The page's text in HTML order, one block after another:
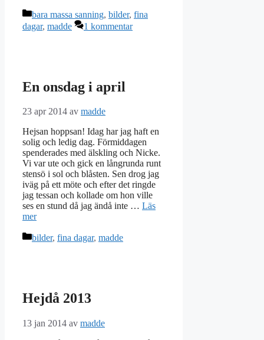
Kategorier
bara massa sanning, bilder, fina
dagar, madde 1 kommentar
En onsdag i april
23 apr 2014 av madde
Hejsan hoppsan! Idag har jag haft en
solig och ledig dag. Förmiddagen
spenderades med älskling och Nicke.
Vi var ute och gick en långrunda runt
stensö i sol och blåsten. Sen drog jag
iväg på ett möte och efter det ringde
jag tessan och kollade om hon ville
ses en stund då jag ändå inte … Läs
mer
Kategorier
bilder, fina dagar, madde
Hejdå 2013
13 jan 2014 av madde